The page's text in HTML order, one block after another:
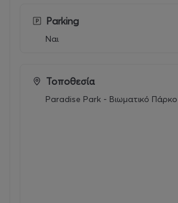
100€για παιδικό πάρτι στο Paradise
Με την αγορά σας,
η αγορά και η επικοινωνία πρέπει
προηγούμενη Πέμπτη της
Parking
Ναι
Τοποθεσία
Paradise Park - Βιωματικό Πάρκο